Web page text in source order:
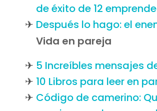
de éxito de 12
Después lo hago: el
Vida en pareja
5 Increíbles mensajes
10 Libros para leer en
Código de camerino: